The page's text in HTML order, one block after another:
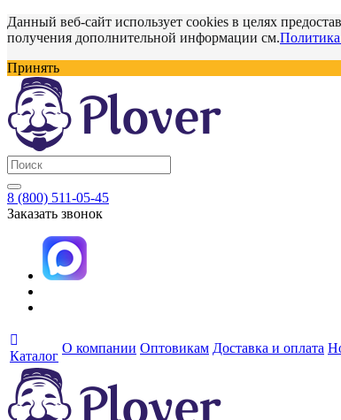
Данный веб-сайт использует cookies в целях
получения дополнительной информации см.Политика
Принять
8 (800) 511-05-45
Заказать звонок
Каталог
О компании Оптовикам Доставка и оплата